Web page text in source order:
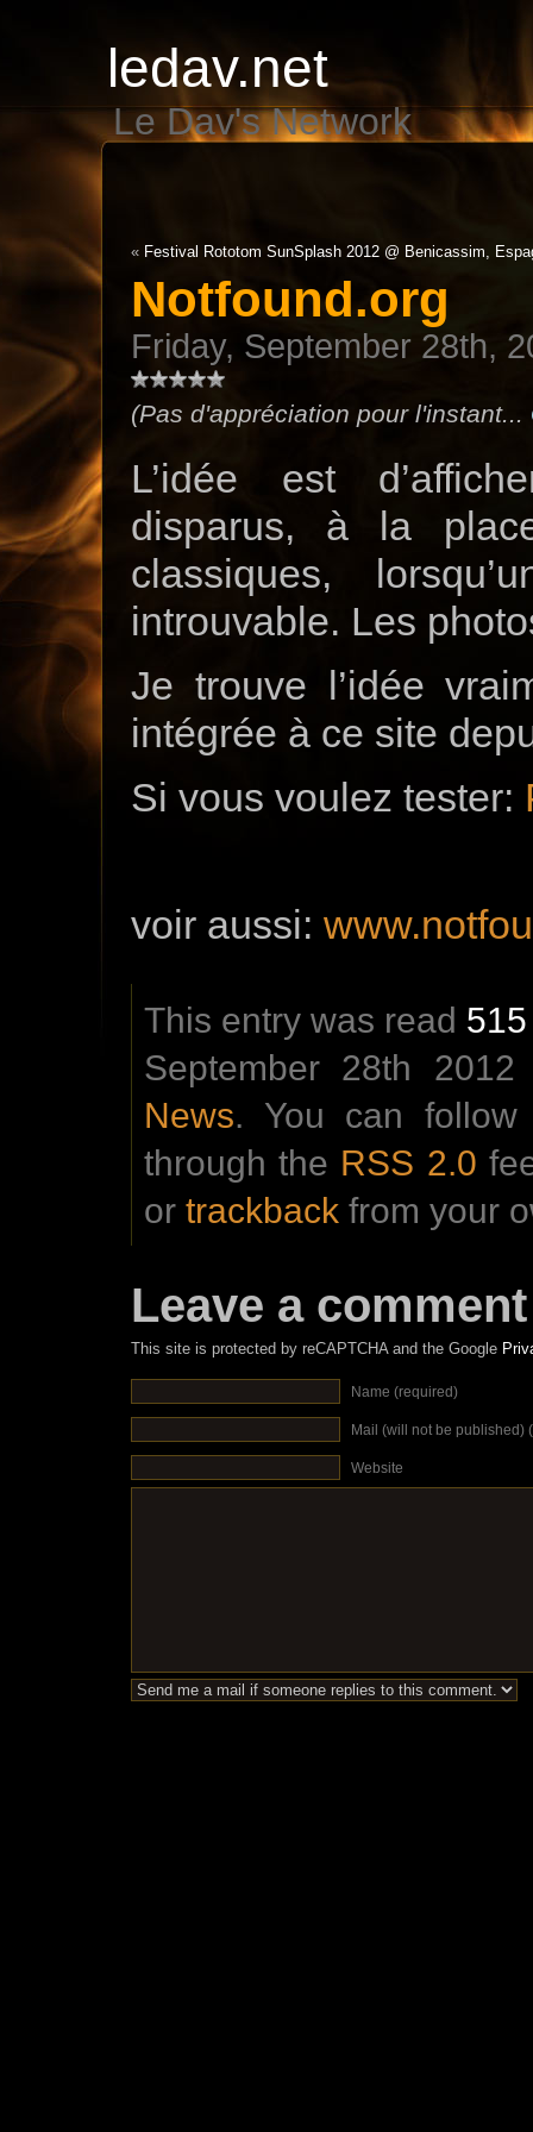
ledav.net
Le Dav's Network
« Festival Rototom SunSplash 2012 @ Benicassim,
Notfound.org
Friday, September 28th,
(Pas d'appréciation pour l'instant...
L’idée est
disparus, à la
classiques,
introuvable. Les
Je trouve l’idée
intégrée à ce site
Si vous voulez tester:
voir aussi:
This entry was read 515
September 28th
News. You can
through the RSS 2.0
or trackback from your
Leave a comment
This site is protected by reCAPTCHA and the Google
Name (required)
Mail (will not be published)
Website